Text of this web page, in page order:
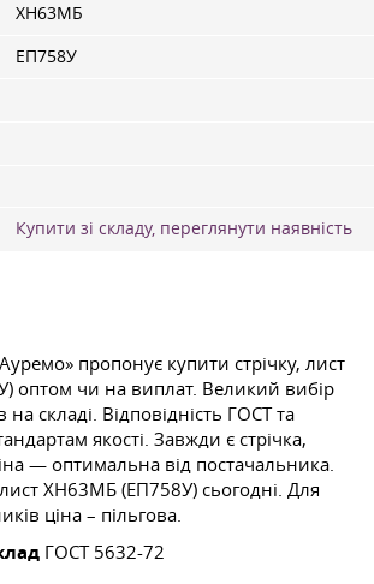
ХН63МБ
ЕП758У
Купити зі складу, переглянути наявність
пропонує купити стрічку, лист
оптом чи на виплат. Великий вибір
на складі. Відповідність ГОСТ та
якості. Завжди є стрічка,
— оптимальна від постачальника.
лист ХН63МБ (ЕП758У) сьогодні. Для
ціна – пільгова.
ГОСТ 5632-72